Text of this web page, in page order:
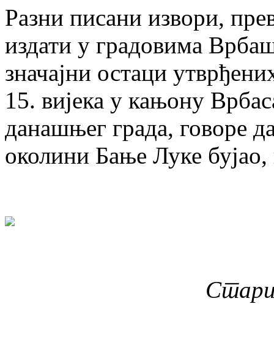
Разни писани извори,
издати у градовима
значајни остаци
15. вијека у кањону
данашњег града, говоре
околини Бање Луке